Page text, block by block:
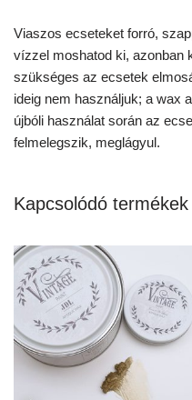
Viaszos ecseteket forró,
vízzel moshatod ki, azonban
szükséges az ecsetek
ideig nem használjuk; a wax
újbóli használat során az
felmelegszik, meglágyul.
Kapcsolódó termékek